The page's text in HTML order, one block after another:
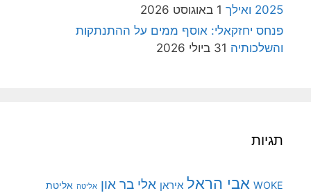
2025 ואילך
1 באוגוסט 2026
פנחס יחזקאלי: אוסף ממים על ההתנתקות
והשלכותיה 31 ביולי 2026
תגיות
WOKE אבי הראל איראן אלי בר און אליטה אליטת